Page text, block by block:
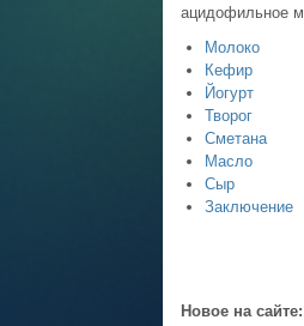
ацидофильное
Молоко
Кефир
Йогурт
Творог
Сметана
Масло
Сыр
Заключение
Новое на сайте: